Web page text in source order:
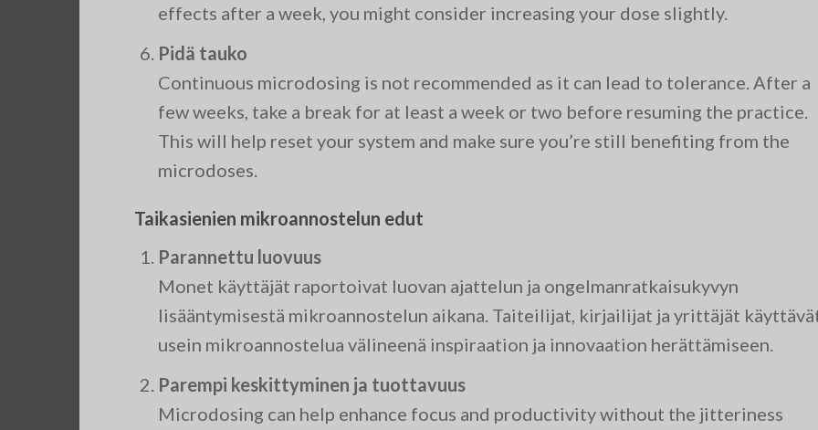
effects after a week, you might consider increasing your dose slightly.
Pidä tauko
Continuous microdosing is not recommended as it can lead to tolerance. After a
few weeks, take a break for at least a week or two before resuming the practice.
This will help reset your system and make sure you’re still benefiting from the
microdoses.
Taikasienien mikroannostelun edut
Parannettu luovuus
Monet käyttäjät raportoivat luovan ajattelun ja ongelmanratkaisukyvyn
lisääntymisestä mikroannostelun aikana. Taiteilijat, kirjailijat ja yrittäjät
usein mikroannostelua välineenä inspiraation ja innovaation herättämiseen.
Parempi keskittyminen ja tuottavuus
Microdosing can help enhance focus and productivity without the jitteriness